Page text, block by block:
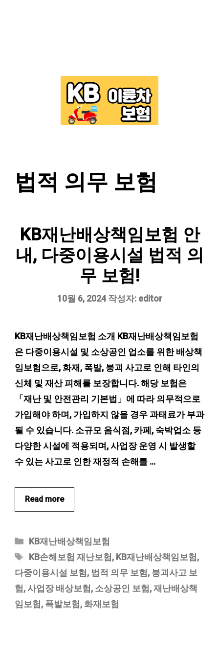
법적 의무 보험
KB재난배상책임보험 안
내, 다중이용시설 법적 의
무 보험!
10월 6, 2024 작성자: editor
KB재난배상책임보험 소개 KB재난배상책임보험
은 다중이용시설 및 소상공인 업소를 위한 배상책
임보험으로, 화재, 폭발, 붕괴 사고로 인해 타인의
신체 및 재산 피해를 보장합니다. 해당 보험은
「재난 및 안전관리 기본법」에 따라 의무적으로
가입해야 하며, 가입하지 않을 경우 과태료가 부과
될 수 있습니다. 소규모 음식점, 카페, 숙박업소 등
다양한 시설에 적용되며, 사업장 운영 시 발생할
수 있는 사고로 인한 재정적 손해를 …
Read more
카
테
리
KB재난배상책임보험
태
그
KB손해보험 재난보험 , KB재난배상책임보험 ,
다중이용시설 보험 , 법적 의무 보험 , 붕괴사고 보
험 ,사업장 배상보험 , 소상공인 보험 ,재난배상책
임보험 , 폭발보험 , 화재보험